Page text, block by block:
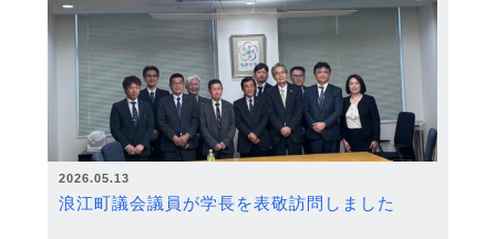
2026.05.13
浪江町議会議員が学長を表敬訪問しました